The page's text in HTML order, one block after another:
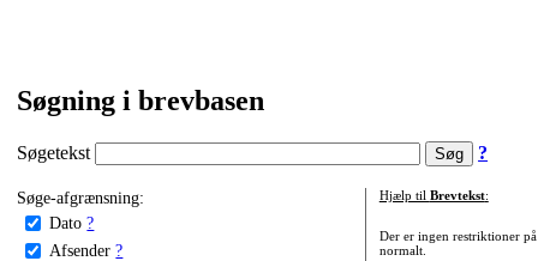
Søgning i brevbasen
Søgetekst ?
Søge-afgrænsning:
Dato ?
Afsender ?
Hjælp til Brevtekst:
Der er ingen restriktioner
normalt.